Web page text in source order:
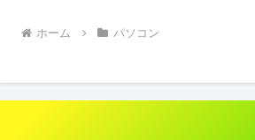
ホーム パソコン